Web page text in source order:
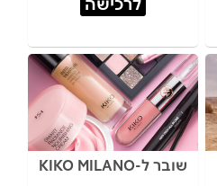
שובר ל-KIKO MILANO